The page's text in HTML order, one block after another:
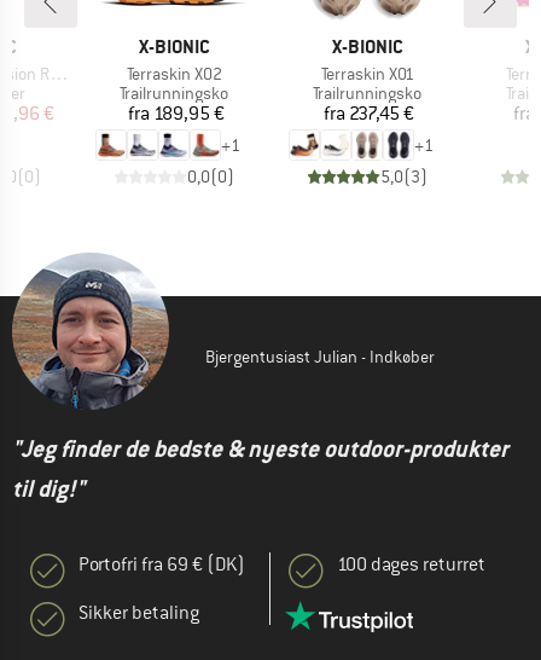
Shorts
pris
€
(0)
MÆRKE
X-BIONIC
Artikel
Terraskin X02
Produktgruppe
Trailrunningsko
Pris
fra 189,95 €
+1
0,0(0)
MÆRKE
X-BIONIC
Artikel
Terraskin X01
Produktgruppe
Trailrunningsko
Pris
fra 237,45 €
+1
5,0(3)
fra
Bjergentusiast Julian - Indkøber
"Jeg finder de bedste & nyeste outdoor-produkter
til dig!"
Portofri fra 69 € (DK)
Sikker betaling
100 dages returret